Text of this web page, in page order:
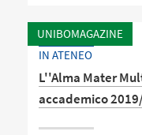
UNIBOMAGAZINE
IN ATENEO
L''Alma Mater
accademico